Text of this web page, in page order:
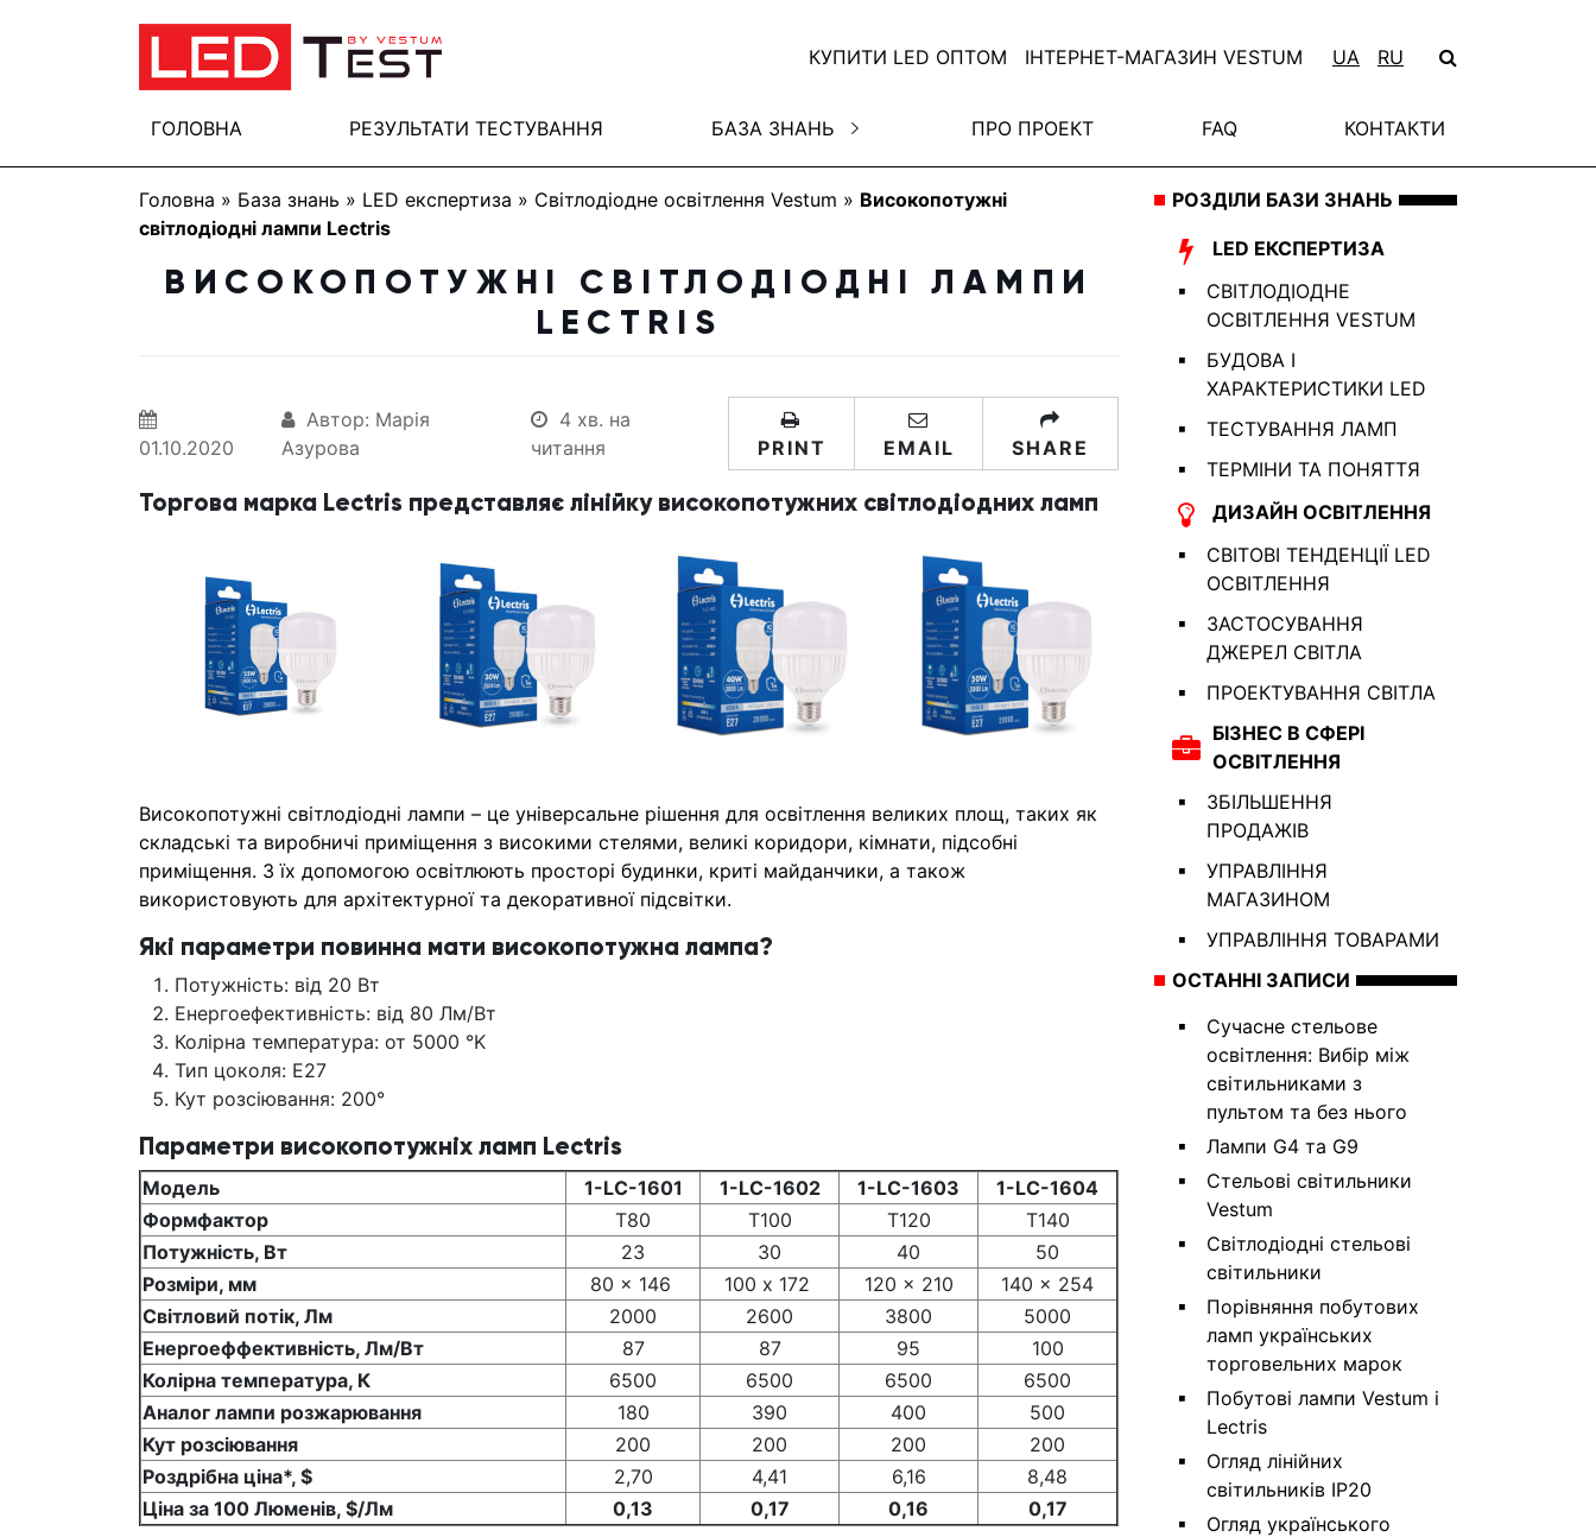
КУПИТИ LED ОПТОМ ІНТЕРНЕТ-МАГАЗИН VESTUM UA RU
ГОЛОВНА РЕЗУЛЬТАТИ ТЕСТУВАННЯ БАЗА ЗНАНЬ ПРО ПРОЕКТ FAQ КОНТАКТИ
Головна » База знань » LED експертиза » Світлодіодне освітлення Vestum » Високопотужні
світлодіодні лампи Lectris
ВИСОКОПОТУЖНІ СВІТЛОДІОДНІ ЛАМПИ
LECTRIS
01.10.2020
Автор: Марія
Азурова
4 хв. на
читання
PRINT EMAIL SHARE
Торгова марка Lectris представляє лінійку високопотужних світлодіодних ламп
Високопотужні світлодіодні лампи – це універсальне рішення для освітлення великих площ, таких як
складські та виробничі приміщення з високими стелями, великі коридори, кімнати, підсобні
приміщення. З їх допомогою освітлюють просторі будинки, криті майданчики, а також
використовують для архітектурної та декоративної підсвітки.
Які параметри повинна мати високопотужна лампа?
Потужність: від 20 Вт
Енергоефективність: від 80 Лм/Вт
Колірна температура: от 5000 °K
Тип цоколя: Е27
Кут розсіювання: 200°
Параметри високопотужніх ламп Lectris
Модель 1-LC-1601 1-LC-1602 1-LC-1603
1-LC-1604
Формфактор
Т80 Т100 Т120
Т140
Потужність, Вт
23 30 40
50
Розміри, мм
80 x 146 100 х 172 120 x 210
140 x 254
Світловий потік, Лм
2000 2600 3800
5000
Енергоеффективність, Лм/Вт
87 87 95
100
Колірна температура, К
6500 6500 6500
6500
Аналог лампи розжарювання
180 390 400
500
Кут розсіювання
200 200 200
200
Роздрібна ціна*, $
2,70 4,41 6,16
8,48
Ціна за 100 Люменів, $/Лм
0,13 0,17 0,16 0,17
РОЗДІЛИ БАЗИ ЗНАНЬ
LED ЕКСПЕРТИЗА
СВІТЛОДІОДНЕ
ОСВІТЛЕННЯ VESTUM
БУДОВА І
ХАРАКТЕРИСТИКИ LED
ТЕСТУВАННЯ ЛАМП
ТЕРМІНИ ТА ПОНЯТТЯ
ДИЗАЙН ОСВІТЛЕННЯ
СВІТОВІ ТЕНДЕНЦІЇ LED
ОСВІТЛЕННЯ
ЗАСТОСУВАННЯ
ДЖЕРЕЛ СВІТЛА
ПРОЕКТУВАННЯ СВІТЛА
БІЗНЕС В СФЕРІ
ОСВІТЛЕННЯ
ЗБІЛЬШЕННЯ
ПРОДАЖІВ
УПРАВЛІННЯ
МАГАЗИНОМ
УПРАВЛІННЯ ТОВАРАМИ
ОСТАННІ ЗАПИСИ
Сучасне стельове
освітлення: Вибір між
світильниками з
пультом та без нього
Лампи G4 та G9
Стельові світильники
Vestum
Світлодіодні стельові
світильники
Порівняння побутових
ламп українських
торговельних марок
Побутові лампи Vestum і
Lectris
Огляд лінійних
світильників IP20
Огляд українського